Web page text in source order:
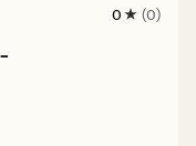
0
0 (0)